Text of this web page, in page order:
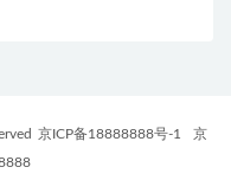
京ICP备18888888号-1
京